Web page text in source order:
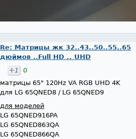
Re: Матрицы жк 32..43..50..55..65
дюймов ..Full HD .. UHD
+1
0
матрицы 65" 120Hz VA RGB UHD 4K
для LG 65QNED8 / LG 65QNED9
для моделей
LG 65QNED916PA
LG 65QNED863QA
LG 65QNED866QA